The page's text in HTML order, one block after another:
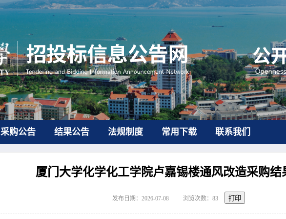
采购公告 结果公告 法规制度 常用下载 联系我们
厦门大学化学化工学院卢嘉锡楼通风改造采购结
发布日期：2026-07-08 浏览次数： 83 打印